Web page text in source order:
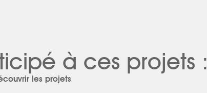
à ces projets :
les projets